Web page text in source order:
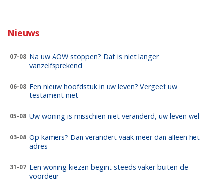
Nieuws
07-08 Na uw AOW stoppen? Dat is niet langer
vanzelfsprekend
06-08 Een nieuw hoofdstuk in uw leven? Vergeet uw
testament niet
05-08 Uw woning is misschien niet veranderd, uw leven wel
03-08 Op kamers? Dan verandert vaak meer dan alleen het
adres
31-07 Een woning kiezen begint steeds vaker buiten de
voordeur